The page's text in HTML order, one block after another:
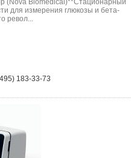
(Nova Biomedical)**Стационарный
для измерения глюкозы и бета-
револ...
183-33-73